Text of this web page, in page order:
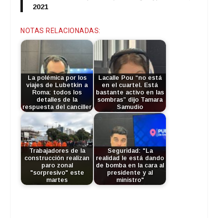
2021
NOTAS RELACIONADAS:
La polémica por los
viajes de Lubetkin a
Roma: todos los
detalles de la
respuesta del canciller
Lacalle Pou “no está
en el cuartel. Está
bastante activo en las
sombras” dijo Tamara
Samudio
Trabajadores de la
construcción realizan
paro zonal
"sorpresivo" este
martes
Seguridad: "La
realidad le está dando
de bomba en la cara al
presidente y al
ministro"